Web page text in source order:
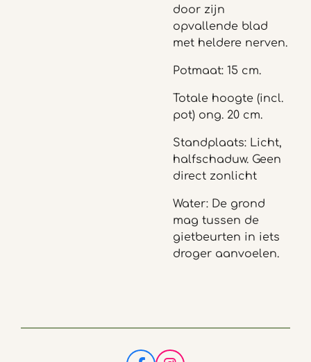
door zijn
opvallende blad
met heldere nerven.
Potmaat: 15 cm.
Totale hoogte (incl.
pot) ong. 20 cm.
Standplaats: Licht,
halfschaduw. Geen
direct zonlicht
Water: De grond
mag tussen de
gietbeurten in iets
droger aanvoelen.